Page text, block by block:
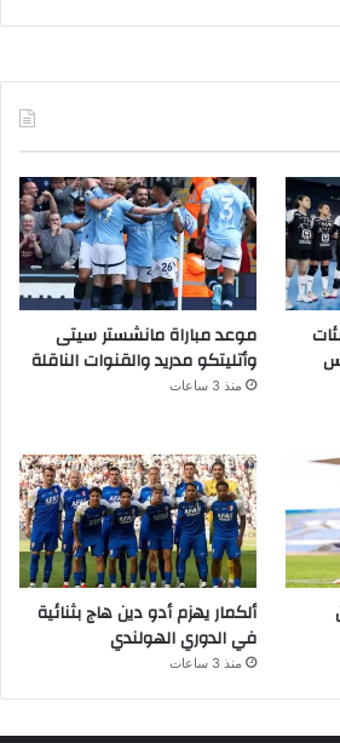
موعد مباراة مانشستر سيتى
وأتليتكو مدريد والقنوات الناقلة
منذ 3 ساعات
ألكمار يهزم أدو دين هاج بثنائية
في الدوري الهولندي
منذ 3 ساعات